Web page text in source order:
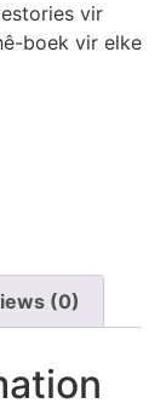
vir
boek vir elke
(0)